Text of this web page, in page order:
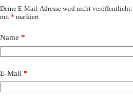
Deine E-Mail-Adresse wird nicht veröffentlicht.
mit * markiert
Name *
E-Mail *